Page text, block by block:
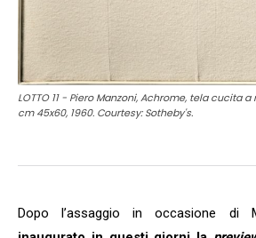
LOTTO 11 - Piero Manzoni, Achrome, tela cucita
cm 45x60, 1960. Courtesy: Sotheby's.
Dopo l’assaggio in occasione di